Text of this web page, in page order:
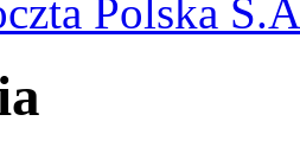
Polska